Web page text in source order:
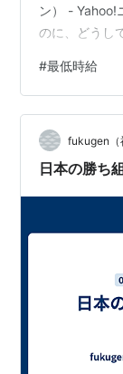
ン） - Yahoo!
のに、どうし
者として無能
が世のためで
いほうがいい
#最低時給
fukugen（
日本の勝ち